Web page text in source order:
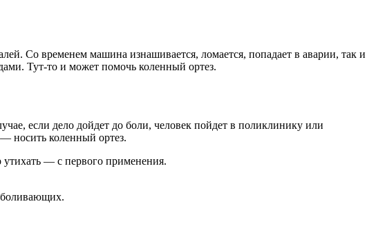
Со временем машина изнашивается, ломается, попадает в аварии, так и
Тут-то и может помочь коленный ортез.
если дело дойдет до боли, человек пойдет в поликлинику или
носить коленный ортез.
утихать — с первого применения.